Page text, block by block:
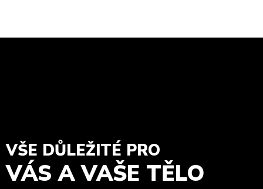
VŠE DŮLEŽITÉ PRO
VÁS A VAŠE TĚLO